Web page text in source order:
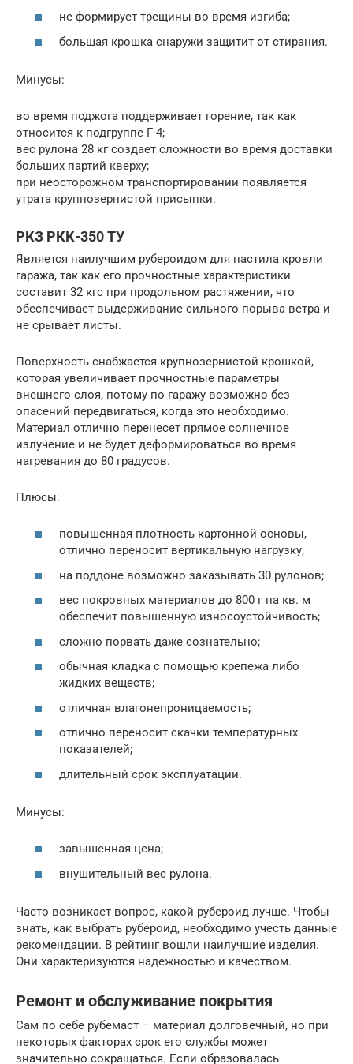
не формирует трещины во время изгиба;
большая крошка снаружи защитит от стирания.
Минусы:
во время поджога поддерживает горение, так как
относится к подгруппе Г-4;
вес рулона 28 кг создает сложности во время доставки
больших партий кверху;
при неосторожном транспортировании появляется
утрата крупнозернистой присыпки.
РКЗ РКК-350 ТУ
Является наилучшим рубероидом для настила кровли
гаража, так как его прочностные характеристики
составит 32 кгс при продольном растяжении, что
обеспечивает выдерживание сильного порыва ветра и
не срывает листы.
Поверхность снабжается крупнозернистой крошкой,
которая увеличивает прочностные параметры
внешнего слоя, потому по гаражу возможно без
опасений передвигаться, когда это необходимо.
Материал отлично перенесет прямое солнечное
излучение и не будет деформироваться во время
нагревания до 80 градусов.
Плюсы:
повышенная плотность картонной основы,
отлично переносит вертикальную нагрузку;
на поддоне возможно заказывать 30 рулонов;
вес покровных материалов до 800 г на кв. м
обеспечит повышенную износоустойчивость;
сложно порвать даже сознательно;
обычная кладка с помощью крепежа либо
жидких веществ;
отличная влагонепроницаемость;
отлично переносит скачки температурных
показателей;
длительный срок эксплуатации.
Минусы:
завышенная цена;
внушительный вес рулона.
Часто возникает вопрос, какой рубероид лучше. Чтобы
знать, как выбрать рубероид, необходимо учесть данные
рекомендации. В рейтинг вошли наилучшие изделия.
Они характеризуются надежностью и качеством.
Ремонт и обслуживание покрытия
Сам по себе рубемаст – материал долговечный, но при
некоторых факторах срок его службы может
значительно сокращаться. Если образовалась